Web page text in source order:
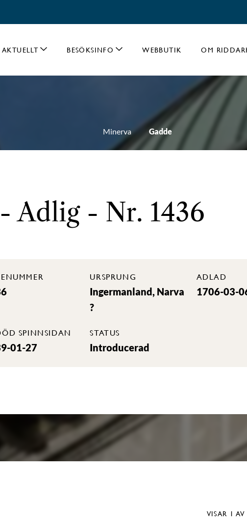
AKTUELLT BESÖKSINFO WEBBUTIK OM
Minerva Gadde
Adlig - Nr. 1436
URSPRUNG
Ingermanland, Narva
?
ADLAD
1706-03-
SPINNSIDAN
01-27
STATUS
Introducerad
VISAR 1